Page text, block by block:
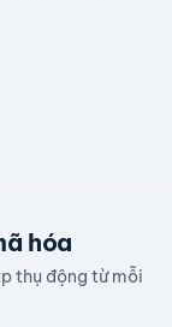
hóa
thụ động từ mỗi